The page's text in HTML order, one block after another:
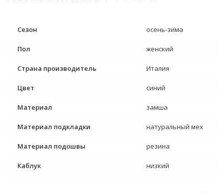
Сезон осень-зима
Пол женский
Страна производитель Италия
Цвет синий
Материал замша
Материал подкладки натуральный мех
Материал подошвы резина
Каблук низкий